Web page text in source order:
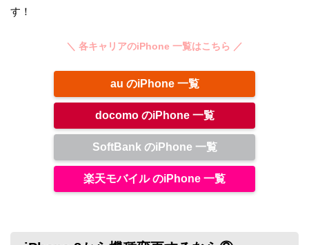
す！
＼ 各キャリアのiPhone 一覧はこちら ／
au のiPhone 一覧
docomo のiPhone 一覧
SoftBank のiPhone 一覧
楽天モバイル のiPhone 一覧